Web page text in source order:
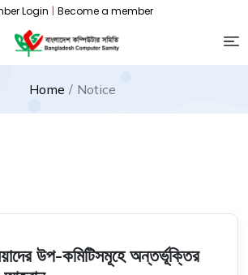
Login | Become a member
Home Notice
উপ-কমিটিসমূহে অন্তর্ভূক্তির